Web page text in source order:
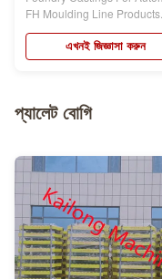
FH Moulding Line Products...
এখনই জিজ্ঞাসা করুন
প্যালেট বোগি